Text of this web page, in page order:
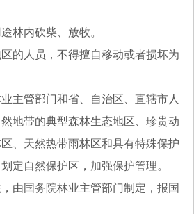
林内砍柴、放牧。
的人员，不得擅自移动或者损坏为
主管部门和省、自治区、直辖市人
地带的典型森林生态地区、珍贵动
、天然热带雨林区和具有特殊保护
定自然保护区，加强保护管理。
由国务院林业主管部门制定，报国